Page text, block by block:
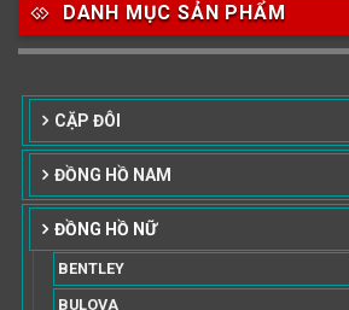
DANH MỤC SẢN PHẨM
CẶP ĐÔI
ĐỒNG HỒ NAM
ĐỒNG HỒ NỮ
BENTLEY
BULOVA